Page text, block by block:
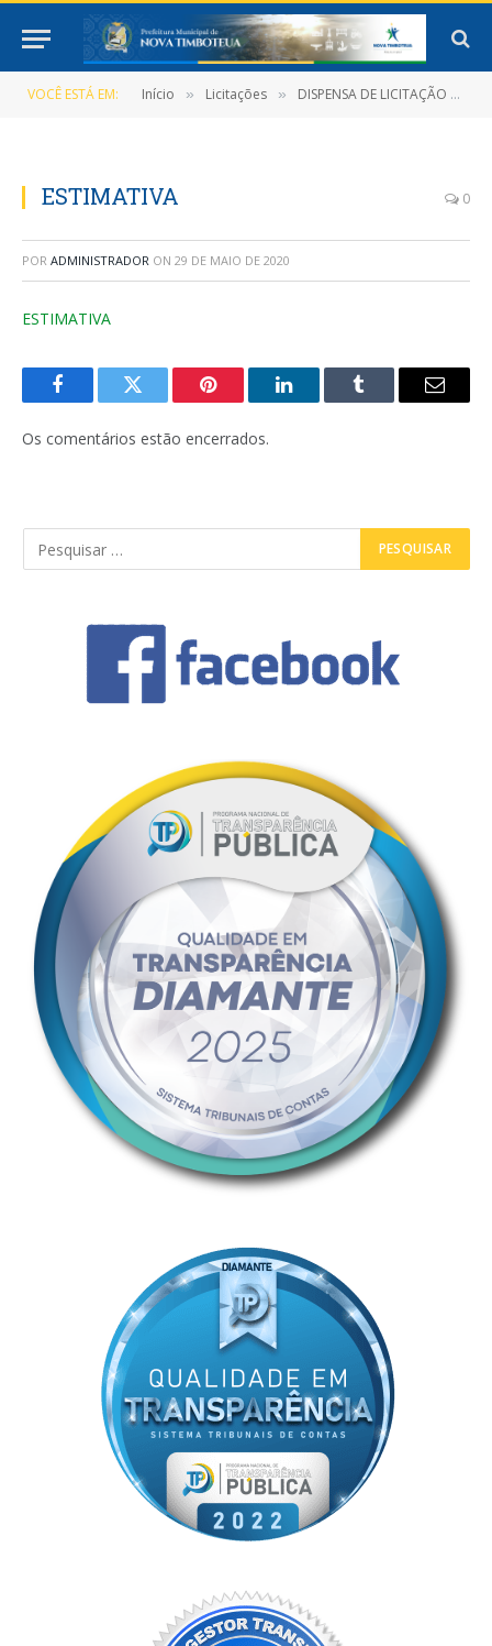
VOCÊ ESTÁ EM: Início » Licitações » DISPENSA DE LICITAÇÃO Nº 7/2020-005 (Contratação direta, em caráter de emergência, para Aquisição de EPI – Equipamento de Proteção Individual)
ESTIMATIVA 0
POR ADMINISTRADOR ON 29 DE MAIO DE 2020
ESTIMATIVA
FacebookTwitter Pinterest LinkedInTumblr
E-
Os comentários estão encerrados.